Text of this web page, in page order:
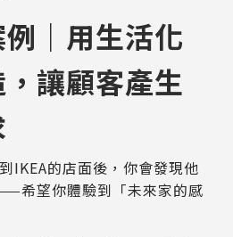
｜用生活化
讓顧客產生
IKEA的店面後，你會發現他
希望你體驗到「未來家的感